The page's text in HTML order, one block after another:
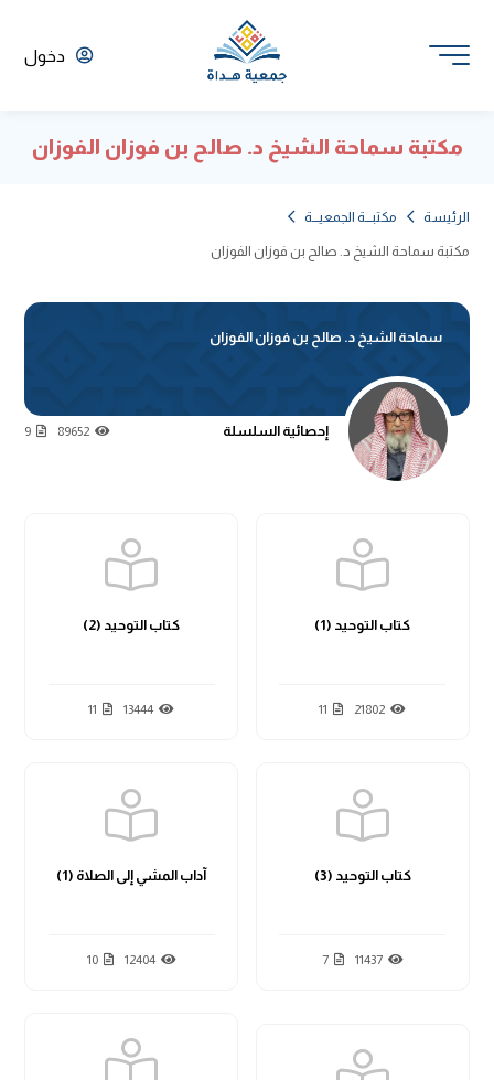
دخول
مكتبة سماحة الشيخ د. صالح بن فوزان الفوزان
الرئيسة مكتبـــة الجمعيـــة
مكتبة سماحة الشيخ د. صالح بن فوزان الفوزان
سماحة الشيخ د. صالح بن فوزان الفوزان
إحصائية السلسلة 89652
9
كتاب التوحيد (1)
21802
11
كتاب التوحيد (2)
13444
11
كتاب التوحيد (3)
11437
7
آداب المشي إلى الصلاة (1)
12404
10